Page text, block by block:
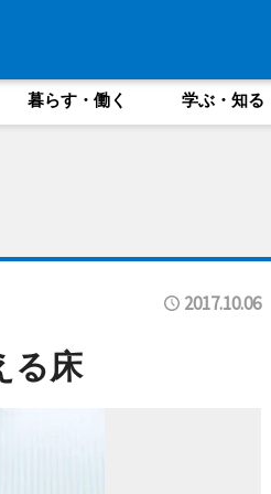
暮らす・働く 学ぶ・知る
2017.10.06
る床